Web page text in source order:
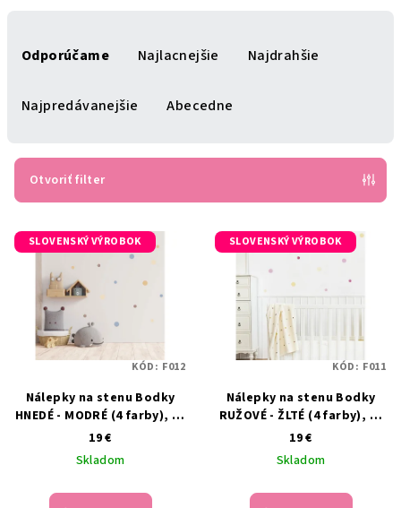
p
r
o
v
Odporúčame Najlacnejšie Najdrahšie
Najpredávanejšie Abecedne
Otvoriť filter
V
ý
SLOVENSKÝ VÝROBOK
Nálepky na stenu Bodky
HNEDÉ - MODRÉ (4 farby), 80
ks
19 €
Skladom
KÓD: F012
SLOVENSKÝ VÝROBOK
Nálepky na stenu Bodky
RUŽOVÉ - ŽLTÉ (4 farby), 80
ks
19 €
Skladom
KÓD: F011